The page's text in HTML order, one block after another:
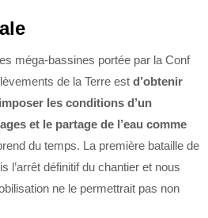
méga-bassines portée par la Conf
de la Terre est d’obtenir
les conditions d’un
et le partage de l’eau comme
du temps. La première bataille de
l’arrêt définitif du chantier et nous
ne le permettrait pas non